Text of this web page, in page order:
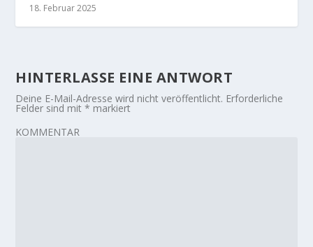
18. Februar 2025
HINTERLASSE EINE ANTWORT
Deine E-Mail-Adresse wird nicht veröffentlicht. Erforderliche
Felder sind mit* markiert
KOMMENTAR